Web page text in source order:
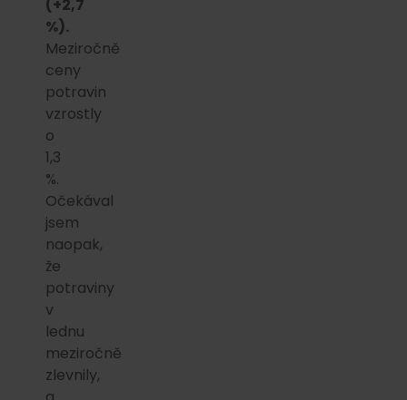
(+2,7
%).
Meziročně
ceny
potravin
vzrostly
o
1,3
%.
Očekával
jsem
naopak,
že
potraviny
v
lednu
meziročně
zlevnily,